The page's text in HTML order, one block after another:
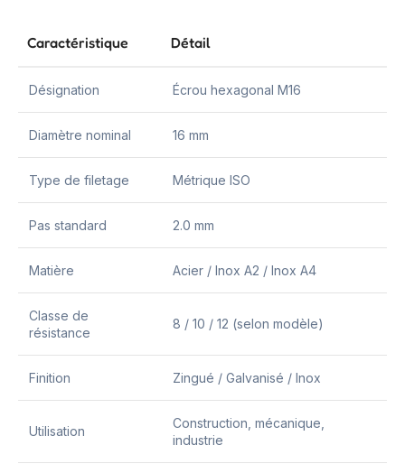
Caractéristique Détail
Désignation Écrou hexagonal M16
Diamètre nominal 16 mm
Type de filetage Métrique ISO
Pas standard 2.0 mm
Matière Acier / Inox A2 / Inox A4
Classe de
résistance
8 / 10 / 12 (selon modèle)
Finition Zingué / Galvanisé / Inox
Utilisation
Construction, mécanique,
industrie